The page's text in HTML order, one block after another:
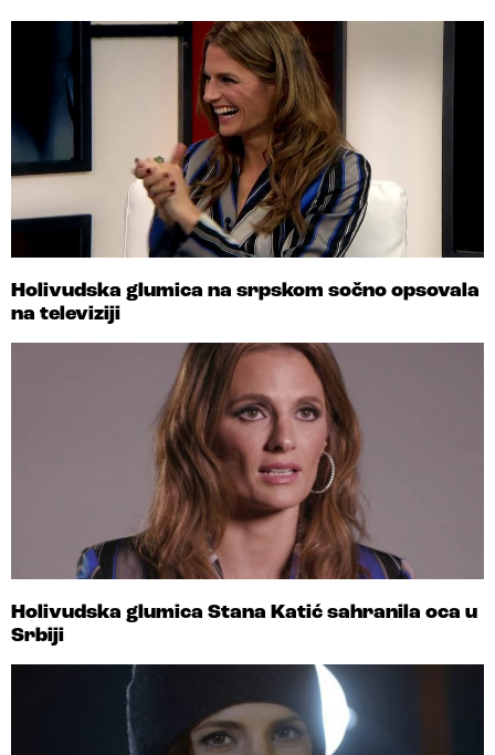
Holivudska glumica na srpskom sočno opsovala
na televiziji
Holivudska glumica Stana Katić sahranila oca u
Srbiji